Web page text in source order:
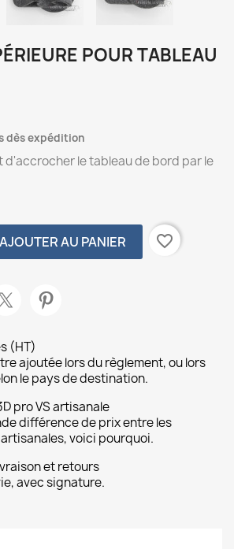
POUR TABLEAU
dès expédition
d'accrocher le tableau de bord par le
AJOUTER AU PANIER favorite_border
(HT)
ajoutée lors du règlement, ou lors
le pays de destination.
pro VS artisanale
différence de prix entre les
voici pourquoi.
et retours
avec signature.